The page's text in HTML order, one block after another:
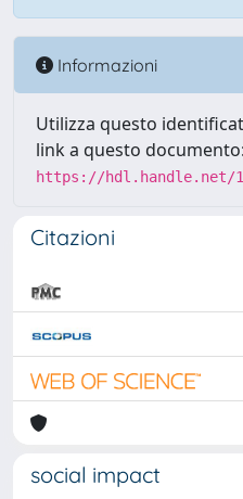
Informazioni
Utilizza questo
link a questo documento:
https://hdl.handle.net/
Citazioni
social impact